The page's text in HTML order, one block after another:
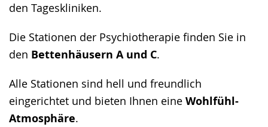
den Tageskliniken.
Die Stationen der Psychiotherapie finden Sie in
den Bettenhäusern A und C.
Alle Stationen sind hell und freundlich
eingerichtet und bieten Ihnen eine Wohlfühl-
Atmosphäre.